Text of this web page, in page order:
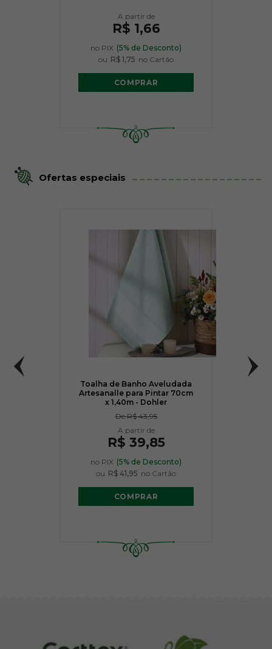
R$ 1,66
no PIX (5% de Desconto)
ou R$ 1,75 no Cartão
COMPRAR
Ofertas especiais
Toalha de Banho Aveludada
Artesanalle para Pintar 70cm
x 1,40m - Dohler
DeR$ 43,95
R$ 39,85
no PIX (5% de Desconto)
ou R$ 41,95 no Cartão
COMPRAR